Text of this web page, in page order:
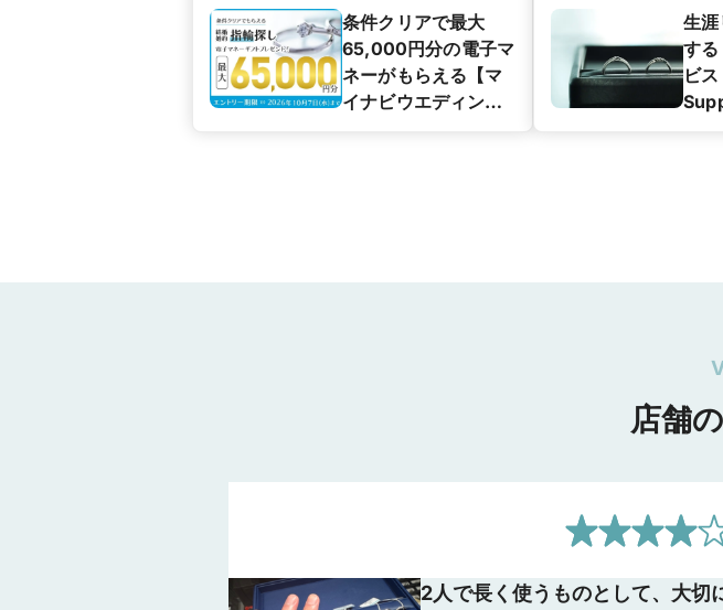
条件クリアで最大
65,000円分の電子マ
ネーがもらえる【マ
イナビウエディング
生涯
す
ビ
店舗
2人で長く使うものとして、大切